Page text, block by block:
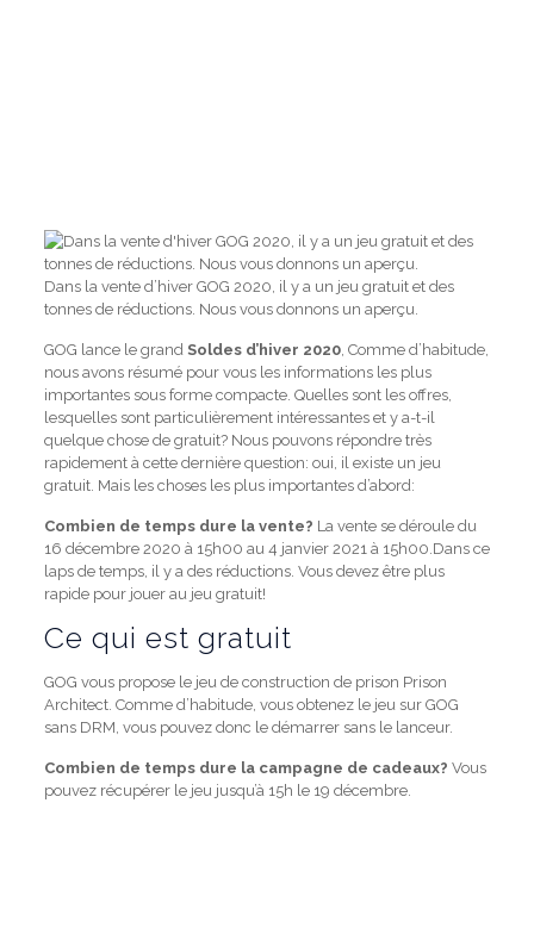
Dans la vente d’hiver GOG 2020, il y a un jeu gratuit et des
tonnes de réductions. Nous vous donnons un aperçu.
GOG lance le grand Soldes d’hiver 2020, Comme d’habitude,
nous avons résumé pour vous les informations les plus
importantes sous forme compacte. Quelles sont les offres,
lesquelles sont particulièrement intéressantes et y a-t-il
quelque chose de gratuit? Nous pouvons répondre très
rapidement à cette dernière question: oui, il existe un jeu
gratuit. Mais les choses les plus importantes d’abord:
Combien de temps dure la vente? La vente se déroule du
16 décembre 2020 à 15h00 au 4 janvier 2021 à 15h00.Dans ce
laps de temps, il y a des réductions. Vous devez être plus
rapide pour jouer au jeu gratuit!
Ce qui est gratuit
GOG vous propose le jeu de construction de prison Prison
Architect. Comme d’habitude, vous obtenez le jeu sur GOG
sans DRM, vous pouvez donc le démarrer sans le lanceur.
Combien de temps dure la campagne de cadeaux? Vous
pouvez récupérer le jeu jusqu’à 15h le 19 décembre.